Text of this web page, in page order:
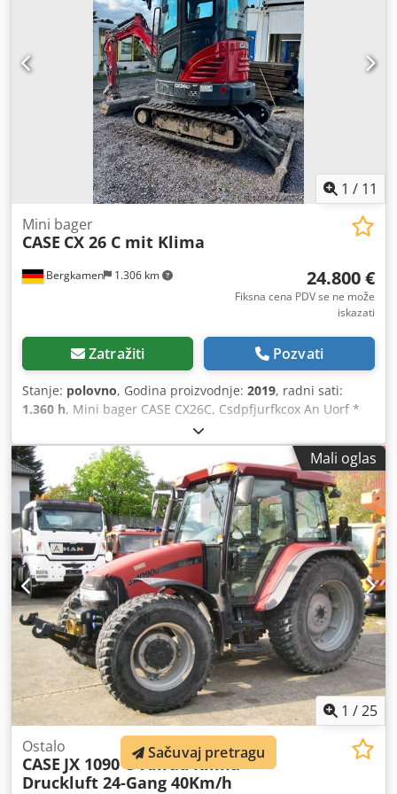
1 / 11
Bergkamen 1.306 km
Mini bager
CASE CX 26 C mit Klima
24.800 €
Fiksna cena PDV se ne može
iskazati
Zatražiti Pozvati
Stanje: polovno, Godina proizvodnje: 2019, radni sati:
1.360 h, Mini bager CASE CX26C, Csdpfjurfkcox An Uorf *
Godina izgradnje 2019, * 1360 BS, i *Grejanje *Klima *
gumene gusjenice, * Buldožer sečivo, * Brzo spojnica
Mali oglas
1 /25
Ostalo
CASE JX 1090 U Allrad Klima
Druckluft 24-Gang 40Km/h
Sačuvaj pretragu